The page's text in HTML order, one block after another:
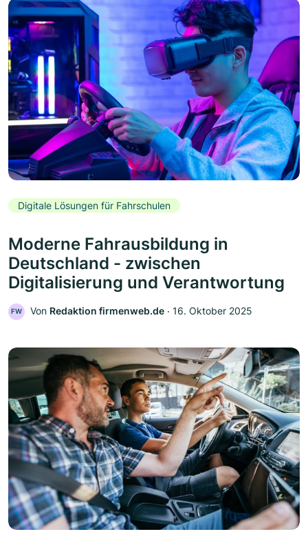
Digitale Lösungen für Fahrschulen
Moderne Fahrausbildung in
Deutschland - zwischen
Digitalisierung und Verantwortung
FW Von Redaktion firmenweb.de ‧ 16. Oktober 2025